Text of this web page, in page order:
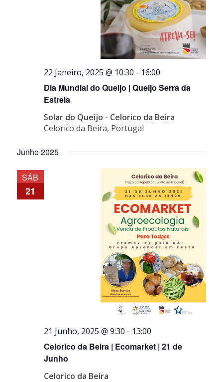
Dia Mundial do Queijo | Queijo Serra da
Estrela
22 Janeiro, 2025 @ 10:30 - 16:00
Solar do Queijo - Celorico da Beira
Celorico da Beira, Portugal
Junho 2025
SÁB
21
Celorico da Beira | Ecomarket | 21 de
Junho
21 Junho, 2025 @ 9:30 - 13:00
Celorico da Beira